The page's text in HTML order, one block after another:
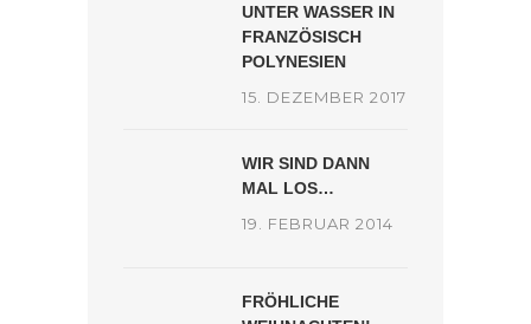
UNTER WASSER IN
FRANZÖSISCH
POLYNESIEN
15. DEZEMBER 2017
WIR SIND DANN
MAL LOS…
19. FEBRUAR 2014
FRÖHLICHE